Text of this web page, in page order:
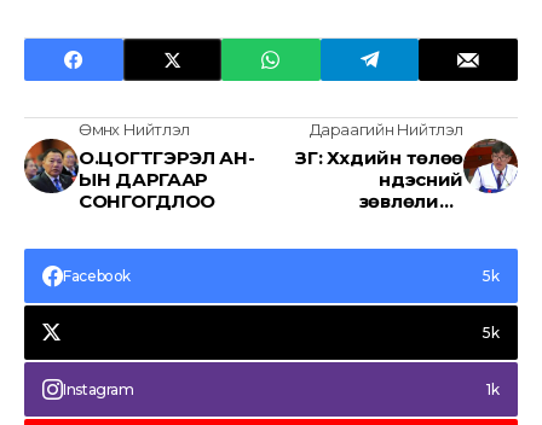
Өмнөх Нийтлэл
О.ЦОГТГЭРЭЛ АН-
ЫН ДАРГААР
СОНГОГДЛОО
Дараагийн Нийтлэл
ЗГ: Хүүхдийн төлөө
үндэсний
зөвлөлийн
байна
Facebook 5k
5k
Instagram 1k